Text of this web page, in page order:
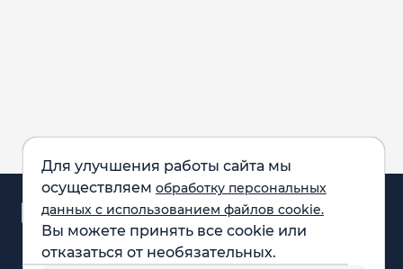
Для улучшения работы сайта мы
осуществляем обработку персональных
данных с использованием файлов cookie.
Вы можете принять все cookie или
отказаться от необязательных.
Аналитика и
новости
Карта рынка
Компании